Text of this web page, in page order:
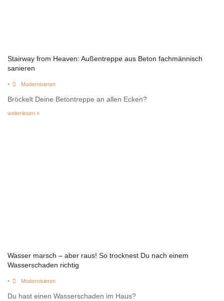
Stairway from Heaven: Außentreppe aus Beton fachmännisch
sanieren
• Modernisieren
Bröckelt Deine Betontreppe an allen Ecken?
weiterlesen »
Wasser marsch – aber raus! So trocknest Du nach einem
Wasserschaden richtig
• Modernisieren
Du hast einen Wasserschaden im Haus?